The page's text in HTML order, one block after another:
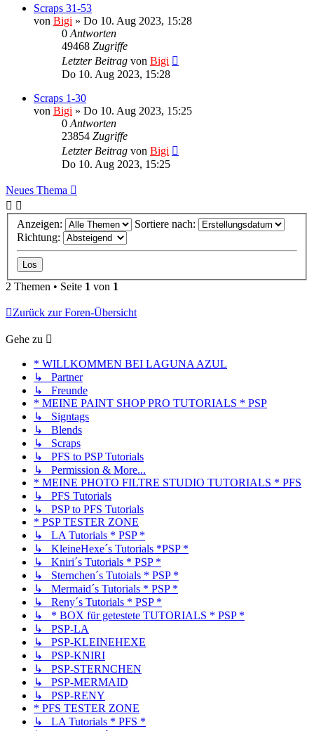
Scraps 31-53
von Bigi » Do 10. Aug 2023, 15:28
0 Antworten
49468 Zugriffe
Letzter Beitrag von Bigi
Do 10. Aug 2023, 15:28
Scraps 1-30
von Bigi » Do 10. Aug 2023, 15:25
0 Antworten
23854 Zugriffe
Letzter Beitrag von Bigi
Do 10. Aug 2023, 15:25
Neues Thema
Anzeigen:
Sortiere nach:
Richtung:
2 Themen • Seite 1 von 1
Zurück zur Foren-Übersicht
Gehe zu
* WILLKOMMEN BEI LAGUNA AZUL
↳ Partner
↳ Freunde
* MEINE PAINT SHOP PRO TUTORIALS * PSP
↳ Signtags
↳ Blends
↳ Scraps
↳ PFS to PSP Tutorials
↳ Permission & More...
* MEINE PHOTO FILTRE STUDIO TUTORIALS * PFS
↳ PFS Tutorials
↳ PSP to PFS Tutorials
* PSP TESTER ZONE
↳ LA Tutorials * PSP *
↳ KleineHexe´s Tutorials *PSP *
↳ Kniri´s Tutorials * PSP *
↳ Sternchen´s Tutoials * PSP *
↳ Mermaid´s Tutorials * PSP *
↳ Reny´s Tutorials * PSP *
↳ * BOX für getestete TUTORIALS * PSP *
↳ PSP-LA
↳ PSP-KLEINEHEXE
↳ PSP-KNIRI
↳ PSP-STERNCHEN
↳ PSP-MERMAID
↳ PSP-RENY
* PFS TESTER ZONE
↳ LA Tutorials * PFS *